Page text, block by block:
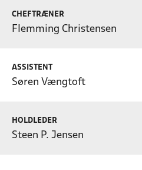
CHEFTRÆNER
Flemming Christensen
ASSISTENT
Søren Vængtoft
HOLDLEDER
Steen P. Jensen